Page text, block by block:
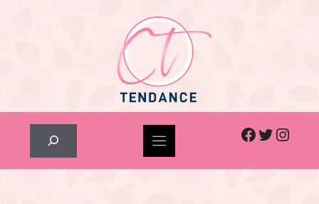
Facebook
Twitter